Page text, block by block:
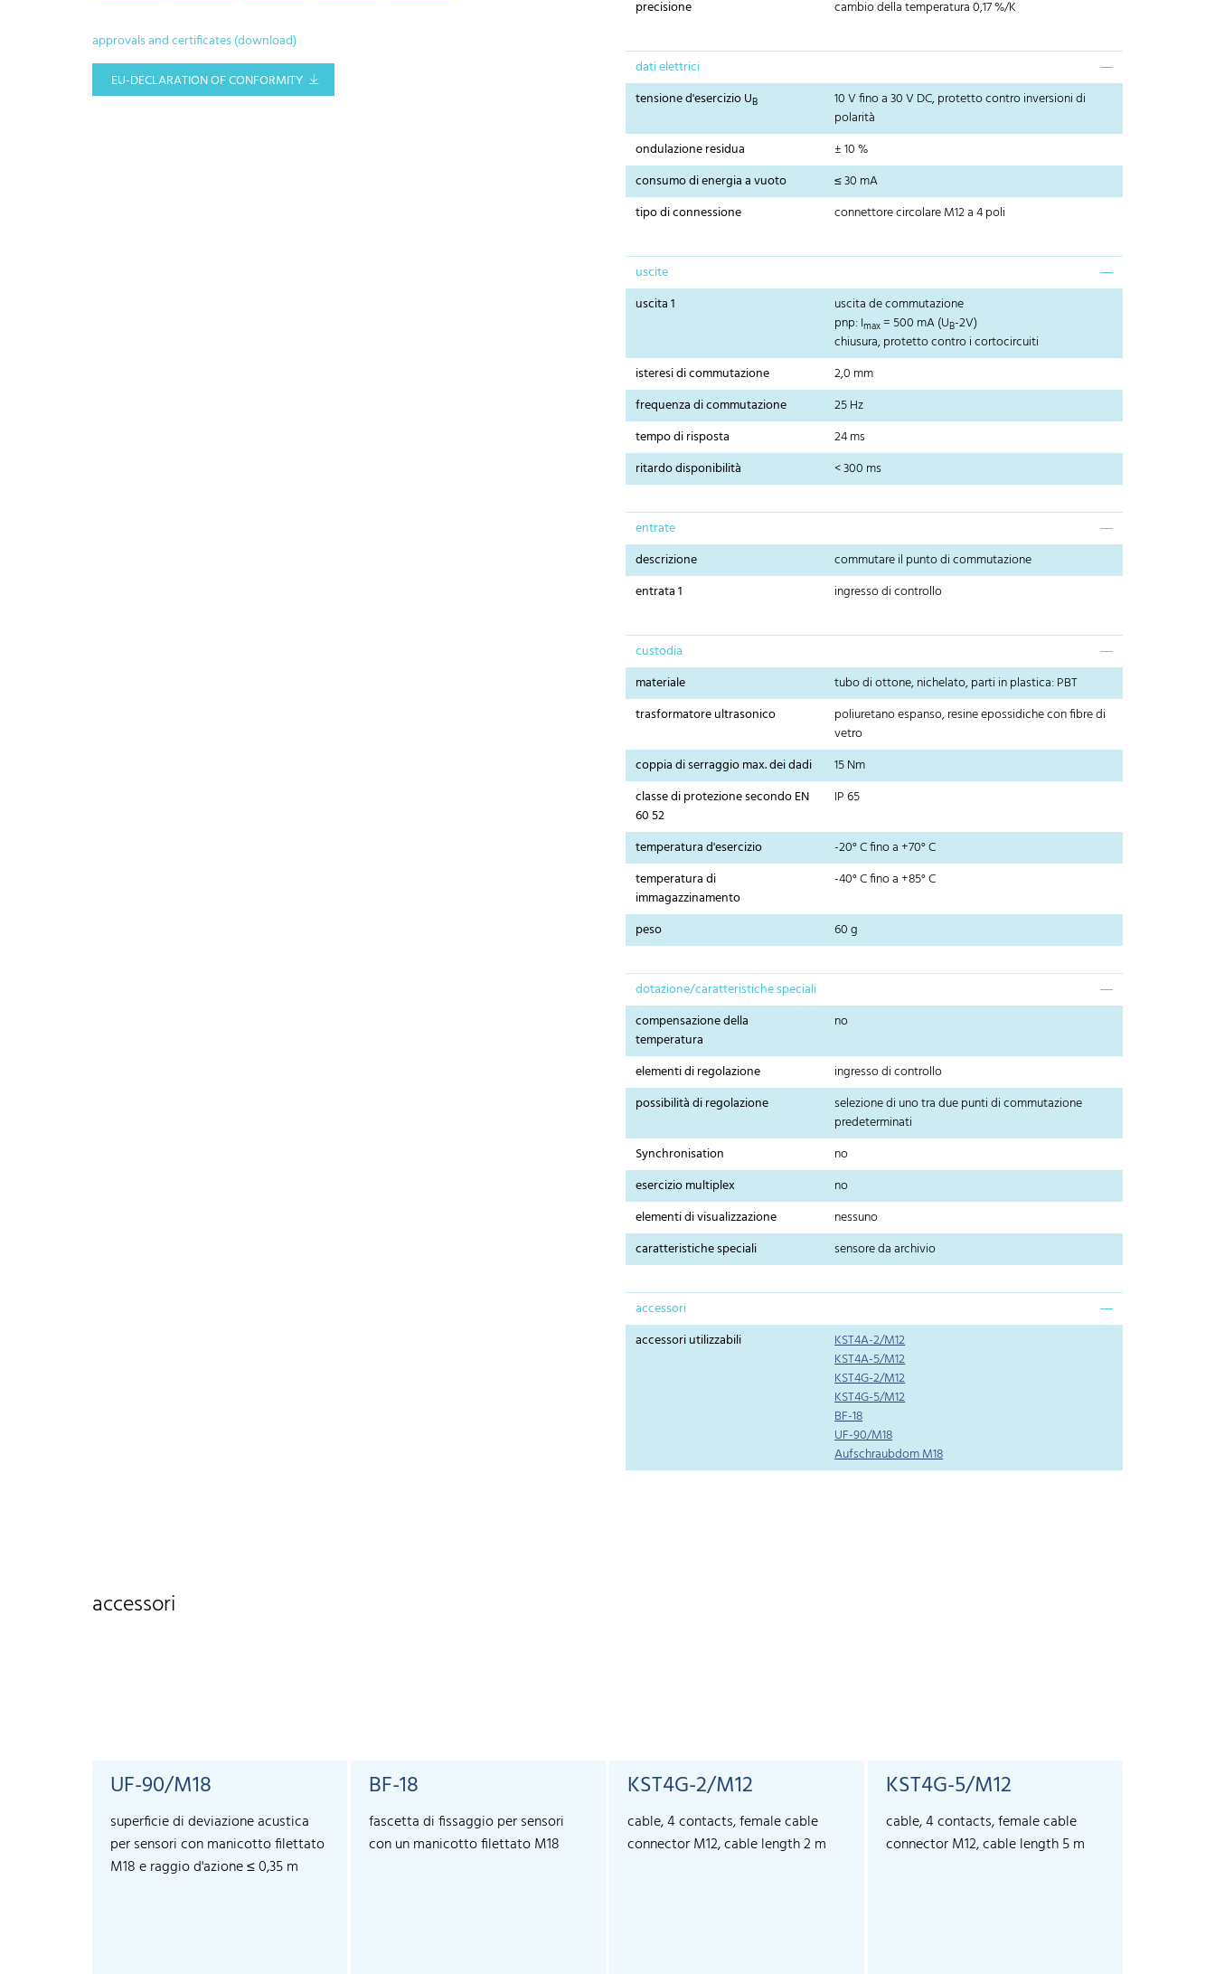
approvals and certificates (download)
EU-DECLARATION OF CONFORMITY
precisione
cambio della temperatura 0,17 %/K
dati elettrici
tensione d'esercizio UB
10 V fino a 30 V DC, protetto contro inversioni di
polarità
ondulazione residua
± 10 %
consumo di energia a vuoto
≤ 30 mA
tipo di connessione
connettore circolare M12 a 4 poli
uscite
uscita 1
uscita de commutazione
pnp: Imax= 500 mA (UB-2V)
chiusura, protetto contro i cortocircuiti
isteresi di commutazione
2,0 mm
frequenza di commutazione
25 Hz
tempo di risposta
24 ms
ritardo disponibilità
< 300 ms
entrate
descrizione
commutare il punto di commutazione
entrata 1
ingresso di controllo
custodia
materiale
tubo di ottone, nichelato, parti in plastica: PBT
trasformatore ultrasonico
poliuretano espanso, resine epossidiche con fibre di
vetro
coppia di serraggio max. dei dadi
15 Nm
classe di protezione secondo EN
60 52
IP 65
temperatura d'esercizio
-20° C fino a +70° C
temperatura di
immagazzinamento
-40° C fino a +85° C
peso 60 g
dotazione/caratteristiche speciali
compensazione della
temperatura
no
elementi di regolazione
ingresso di controllo
possibilità di regolazione
selezione di uno tra due punti di commutazione
predeterminati
Synchronisation
no
esercizio multiplex
no
elementi di visualizzazione
nessuno
caratteristiche speciali
sensore da archivio
accessori
accessori utilizzabili
KST4A-2/M12
KST4A-5/M12
KST4G-2/M12
KST4G-5/M12
BF-18
UF-90/M18
Aufschraubdom M18
accessori
UF-90/M18
superficie di deviazione acustica
per sensori con manicotto filettato
M18 e raggio d'azione ≤ 0,35 m
BF-18
fascetta di fissaggio per sensori
con un manicotto filettato M18
KST4G-2/M12
cable, 4 contacts, female cable
connector M12, cable length 2 m
KST4G-5/M12
cable, 4 contacts, female cable
connector M12, cable length 5 m